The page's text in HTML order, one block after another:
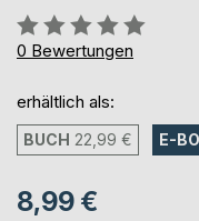
Bewertung::
0%
0 Bewertungen
erhältlich als:
BUCH 22,99 € E-
8,99 €